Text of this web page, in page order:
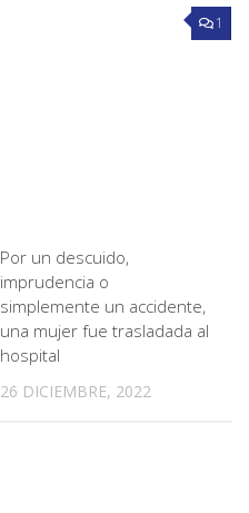
1
Por un descuido,
imprudencia o
simplemente un accidente,
una mujer fue trasladada al
hospital
26 DICIEMBRE, 2022